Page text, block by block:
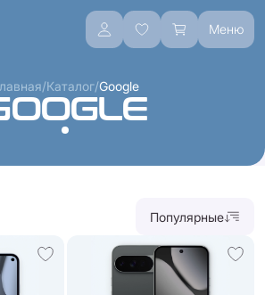
Меню
/Каталог/Google
Популярные